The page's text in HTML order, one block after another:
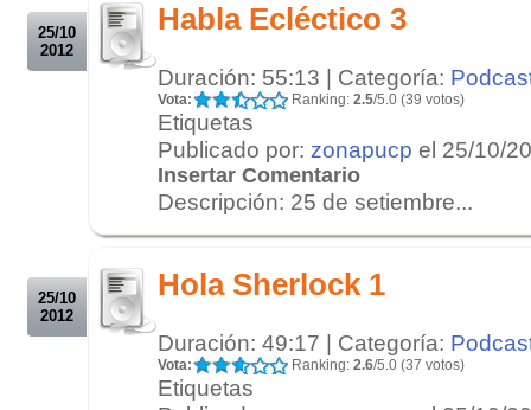
25/10
2012
Habla Ecléctico 3
Duración: 55:13 | Categoría:
Vota: Ranking: 2.5/5.0 (39 votos)
Etiquetas
Publicado por: zonapucp el 25/10/
Insertar Comentario
Descripción: 25 de setiembre...
25/10
2012
Hola Sherlock 1
Duración: 49:17 | Categoría:
Vota: Ranking: 2.6/5.0 (37 votos)
Etiquetas